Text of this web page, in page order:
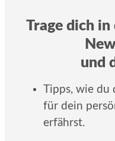
Trage dich in
und
Tipps, wie du
für dein
erfährst.